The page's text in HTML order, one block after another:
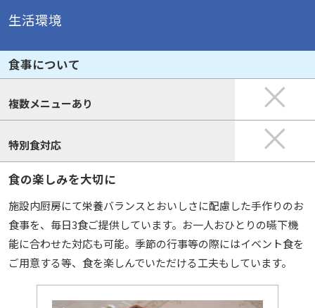
生活環境
食事について
複数メニューあり
特別食対応
食の楽しみを大切に
施設内厨房にて栄養バランスとおいしさに配慮した手作りのお
食事を、毎日3食ご提供しています。お一人おひとりの嚥下機
能に合わせた対応も可能。季節の行事等の際にはイベント食を
ご用意する等、食を楽しんでいただける工夫もしています。